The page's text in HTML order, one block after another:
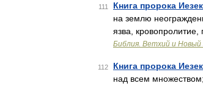
111 Книга пророка
на землю
язва,
Библия. Ветхий и Новый
112 Книга пророка
над всем